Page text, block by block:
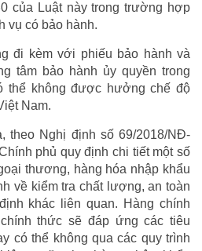
của Luật này trong trường hợp
vụ có bảo hành.
đi kèm với phiếu bảo hành và
tâm bảo hành ủy quyền trong
thể không được hưởng chế độ
Nam.
theo Nghị định số 69/2018/NĐ-
phủ quy định chi tiết một số
thương, hàng hóa nhập khẩu
về kiểm tra chất lượng, an toàn
khác liên quan. Hàng chính
thức sẽ đáp ứng các tiêu
có thể không qua các quy trình